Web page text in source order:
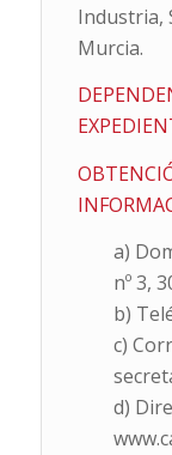
Industria,
Murcia.
a)
nº 3,
b)
c)
d)